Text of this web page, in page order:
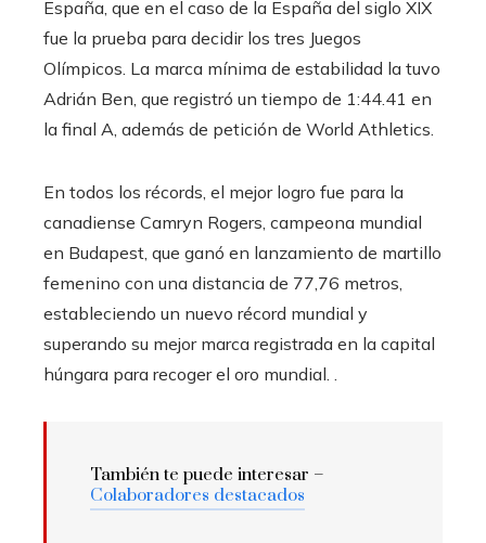
España, que en el caso de la España del siglo XIX
fue la prueba para decidir los tres Juegos
Olímpicos. La marca mínima de estabilidad la tuvo
Adrián Ben, que registró un tiempo de 1:44.41 en
la final A, además de petición de World Athletics.
En todos los récords, el mejor logro fue para la
canadiense Camryn Rogers, campeona mundial
en Budapest, que ganó en lanzamiento de martillo
femenino con una distancia de 77,76 metros,
estableciendo un nuevo récord mundial y
superando su mejor marca registrada en la capital
húngara para recoger el oro mundial. .
También te puede interesar –
Colaboradores destacados